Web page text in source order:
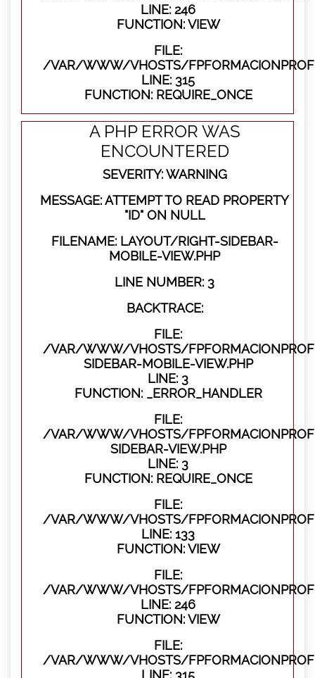
LINE: 246
FUNCTION: VIEW
FILE:
/VAR/WWW/VHOSTS/
LINE: 315
FUNCTION: REQUIRE_ONCE
A PHP ERROR WAS
ENCOUNTERED
SEVERITY: WARNING
MESSAGE: ATTEMPT TO READ PROPERTY
"ID" ON NULL
FILENAME: LAYOUT/RIGHT-SIDEBAR-
MOBILE-VIEW.PHP
LINE NUMBER: 3
BACKTRACE:
FILE:
/VAR/WWW/VHOSTS/
SIDEBAR-MOBILE-VIEW.PHP
LINE: 3
FUNCTION: _ERROR_HANDLER
FILE:
/VAR/WWW/VHOSTS/
SIDEBAR-VIEW.PHP
LINE: 3
FUNCTION: REQUIRE_ONCE
FILE:
/VAR/WWW/VHOSTS/
LINE: 133
FUNCTION: VIEW
FILE:
/VAR/WWW/VHOSTS/
LINE: 246
FUNCTION: VIEW
FILE:
/VAR/WWW/VHOSTS/
LINE: 315